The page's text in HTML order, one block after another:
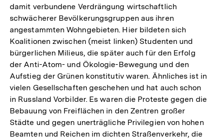
damit verbundene Verdrängung wirtschaftlich
schwächerer Bevölkerungsgruppen aus ihren
angestammten Wohngebieten. Hier bildeten sich
Koalitionen zwischen (meist linken) Studenten und
bürgerlichen Milieus, die später auch für den Erfolg
der Anti-Atom- und Ökologie-Bewegung und den
Aufstieg der Grünen konstitutiv waren. Ähnliches ist in
vielen Gesellschaften geschehen und hat auch schon
in Russland Vorbilder. Es waren die Proteste gegen die
Bebauung von Freiflächen in den Zentren großer
Städte und gegen unerträgliche Privilegien von hohen
Beamten und Reichen im dichten Straßenverkehr, die